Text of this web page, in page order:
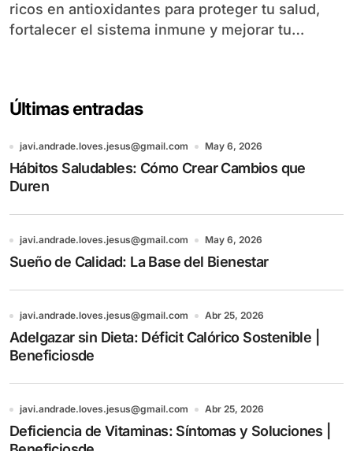
ricos en antioxidantes para proteger tu salud,
fortalecer el sistema inmune y mejorar tu…
Últimas entradas
javi.andrade.loves.jesus@gmail.com May 6, 2026
Hábitos Saludables: Cómo Crear Cambios que
Duren
javi.andrade.loves.jesus@gmail.com May 6, 2026
Sueño de Calidad: La Base del Bienestar
javi.andrade.loves.jesus@gmail.com Abr 25, 2026
Adelgazar sin Dieta: Déficit Calórico Sostenible |
Beneficiosde
javi.andrade.loves.jesus@gmail.com Abr 25, 2026
Deficiencia de Vitaminas: Síntomas y Soluciones |